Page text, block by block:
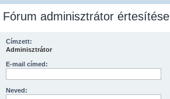
Fórum adminisztrátor értesítése
Címzett:
Adminisztrátor
E-mail címed:
Neved: